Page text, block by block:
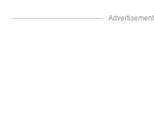
Advertisement